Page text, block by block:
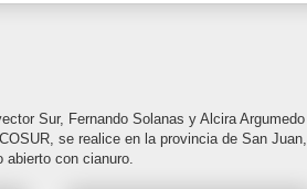
Sur, Fernando Solanas y Alcira Argumedo
se realice en la provincia de San Juan,
abierto con cianuro.